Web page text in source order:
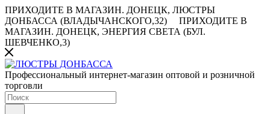
ПРИХОДИТЕ В МАГАЗИН. ДОНЕЦК, ЛЮСТРЫ
ДОНБАССА (ВЛАДЫЧАНСКОГО,32)
ПРИХОДИТЕ В
МАГАЗИН. ДОНЕЦК, ЭНЕРГИЯ СВЕТА (БУЛ.
ШЕВЧЕНКО,3)
Профессиональный интернет-магазин оптовой и розничной
торговли